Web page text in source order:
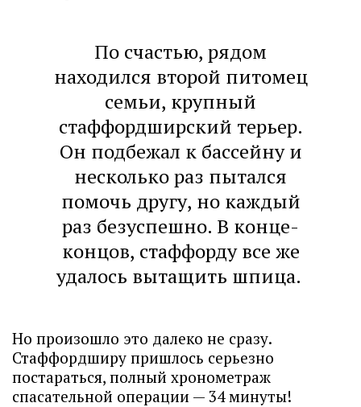
По счастью, рядом
находился второй питомец
семьи, крупный
стаффордширский терьер.
Он подбежал к бассейну и
несколько раз пытался
помочь другу, но каждый
раз безуспешно. В конце-
концов, стаффорду все же
удалось вытащить шпица.
Но произошло это далеко не сразу.
Стаффордширу пришлось серьезно
постараться, полный хронометраж
спасательной операции — 34 минуты!